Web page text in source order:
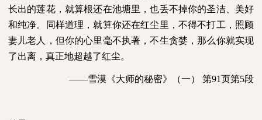
长出的莲花，就算根还在池塘里，也丢不掉你的圣洁、美好
和纯净。同样道理，就算你还在红尘里，不得不打工，照顾
妻儿老人，但你的心里毫不执著，不生贪婪，那么你就实现
了出离，真正地超越了红尘。
——雪漠《大师的秘密》（一） 第91页第5段